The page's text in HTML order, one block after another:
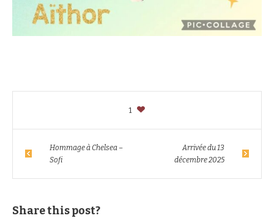
1
Hommage à Chelsea –
Sofi
Arrivée du 13
décembre 2025
Share this post?